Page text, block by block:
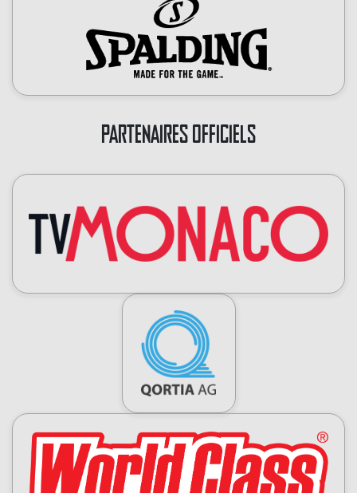
PARTENAIRES OFFICIELS